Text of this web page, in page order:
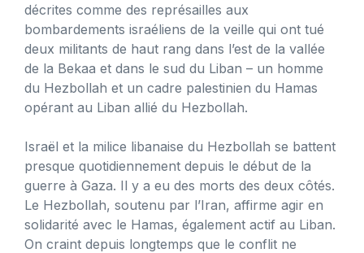
décrites comme des représailles aux
bombardements israéliens de la veille qui ont tué
deux militants de haut rang dans l’est de la vallée
de la Bekaa et dans le sud du Liban – un homme
du Hezbollah et un cadre palestinien du Hamas
opérant au Liban allié du Hezbollah.
Israël et la milice libanaise du Hezbollah se battent
presque quotidiennement depuis le début de la
guerre à Gaza. Il y a eu des morts des deux côtés.
Le Hezbollah, soutenu par l’Iran, affirme agir en
solidarité avec le Hamas, également actif au Liban.
On craint depuis longtemps que le conflit ne